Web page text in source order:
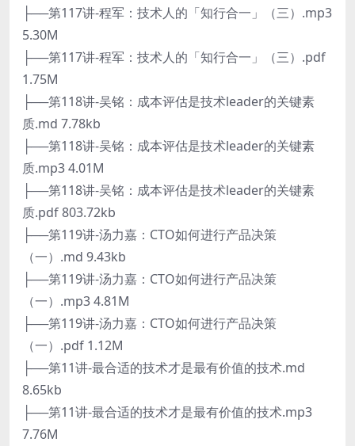
├──第117讲-程军：技术人的「知行合一」（三）.mp3
5.30M
├──第117讲-程军：技术人的「知行合一」（三）.pdf
1.75M
├──第118讲-吴铭：成本评估是技术leader的关键素
质.md 7.78kb
├──第118讲-吴铭：成本评估是技术leader的关键素
质.mp3 4.01M
├──第118讲-吴铭：成本评估是技术leader的关键素
质.pdf 803.72kb
├──第119讲-汤力嘉：CTO如何进行产品决策
（一）.md 9.43kb
├──第119讲-汤力嘉：CTO如何进行产品决策
（一）.mp3 4.81M
├──第119讲-汤力嘉：CTO如何进行产品决策
（一）.pdf 1.12M
├──第11讲-最合适的技术才是最有价值的技术.md
8.65kb
├──第11讲-最合适的技术才是最有价值的技术.mp3
7.76M